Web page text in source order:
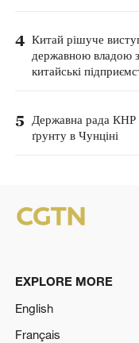
4 Китай рішуче
державною владою
китайські
5
Державна рада КНР
ґрунту в Чунціні
EXPLORE MORE
English
Français